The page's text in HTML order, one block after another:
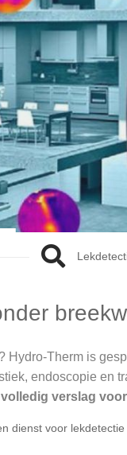
? Hydro-Therm is
endoscopie
volledig verslag
dienst voor